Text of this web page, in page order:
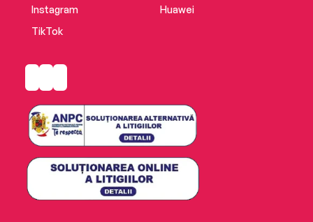
Instagram
TikTok
Huawei